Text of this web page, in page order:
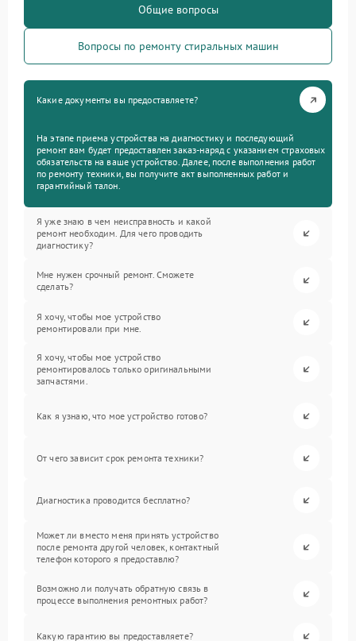
Общие вопросы
Вопросы по ремонту стиральных машин
Какие документы вы предоставляете?
На этапе приема устройства на диагностику и последующий
ремонт вам будет предоставлен заказ-наряд с указанием страховых
обязательств на ваше устройство. Далее, после выполнения работ
по ремонту техники, вы получите акт выполненных работ и
гарантийный талон.
Я уже знаю в чем неисправность и какой
ремонт необходим. Для чего проводить
диагностику?
Мне нужен срочный ремонт. Сможете
сделать?
Я хочу, чтобы мое устройство
ремонтировали при мне.
Я хочу, чтобы мое устройство
ремонтировалось только оригинальными
запчастями.
Как я узнаю, что мое устройство готово?
От чего зависит срок ремонта техники?
Диагностика проводится бесплатно?
Может ли вместо меня принять устройство
после ремонта другой человек, контактный
телефон которого я предоставлю?
Возможно ли получать обратную связь в
процессе выполнения ремонтных работ?
Какую гарантию вы предоставляете?